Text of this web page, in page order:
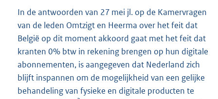
In de antwoorden van 27 mei jl. op de Kamervragen
van de leden Omtzigt en Heerma over het feit dat
België op dit moment akkoord gaat met het feit dat
kranten 0% btw in rekening brengen op hun digitale
abonnementen, is aangegeven dat Nederland zich
blijft inspannen om de mogelijkheid van een gelijke
behandeling van fysieke en digitale producten te